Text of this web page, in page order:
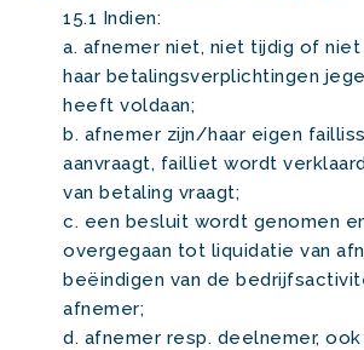
15.1 Indien:
a. afnemer niet, niet tijdig of niet
haar betalingsverplichtingen
heeft voldaan;
b. afnemer zijn/haar eigen
aanvraagt, failliet wordt
van betaling vraagt;
c. een besluit wordt genomen
overgegaan tot liquidatie van
beëindigen van de
afnemer;
d. afnemer resp. deelnemer, ook